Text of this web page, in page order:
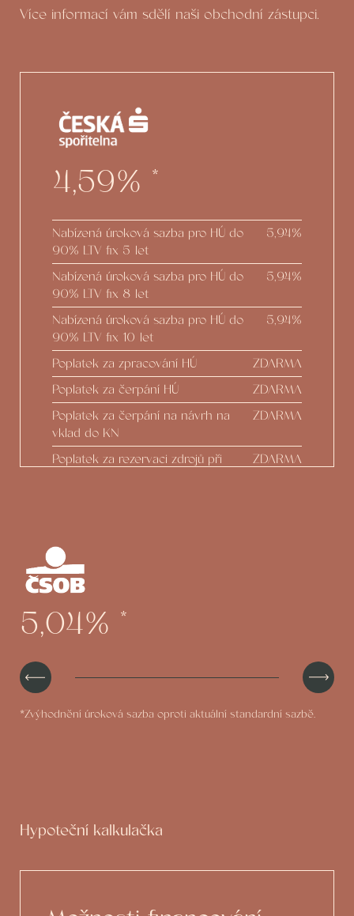
Více informací vám sdělí naši obchodní zástupci.
4,59% *
Nabízená úroková sazba pro HÚ do
90% LTV fix 5 let
5,94%
Nabízená úroková sazba pro HÚ do
90% LTV fix 8 let
5,94%
Nabízená úroková sazba pro HÚ do
90% LTV fix 10 let
5,94%
Poplatek za zpracování HÚ
ZDARMA
Poplatek za čerpání HÚ
ZDARMA
Poplatek za čerpání na návrh na
vklad do KN
ZDARMA
Poplatek za rezervaci zdrojů při
ZDARMA
Zpracování Dodatku z podnětu
developera
Možnost čerpání do 100 % hodnoty
nemovitosti
5,04% *
*Zvýhodnění úroková sazba oproti aktuální standardní sazbě.
Hypoteční kalkulačka